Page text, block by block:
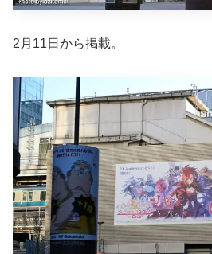
2月11日から掲載。